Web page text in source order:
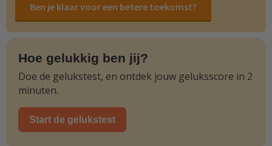
Ben je klaar voor een betere toekomst?
Hoe gelukkig ben jij?
Doe de gelukstest, en ontdek jouw geluksscore in 2
minuten.
Start de gelukstest